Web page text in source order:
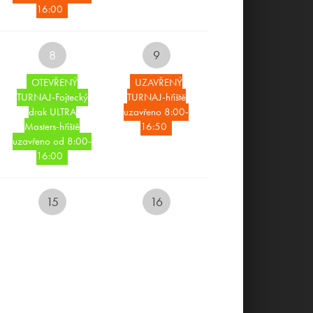
E-SHOP
REZERVUJ SI UBYTOVÁNÍ
ONLINE
REZERVUJ SI TEE TIME
16:00
8
OTEVŘENÝ
TURNAJ-Fojtecký
drak ULTRA
Masters-hřiště
uzavřeno od 8:00-
16:00
9
UZAVŘENÝ
TURNAJ-hřiště
uzavřeno 8:00-
16:50
15 16